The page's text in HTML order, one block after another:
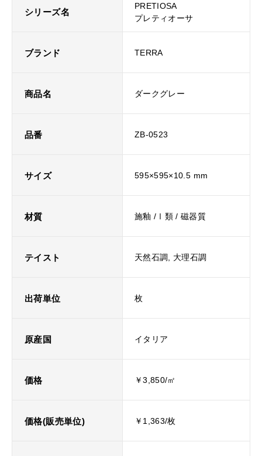
シリーズ名
PRETIOSA
プレティオーサ
ブランド TERRA
商品名 ダークグレー
品番 ZB-0523
サイズ 595×595×10.5 mm
材質 施釉 /Ⅰ類 / 磁器質
テイスト 天然石調, 大理石調
出荷単位 枚
原産国 イタリア
価格 ￥3,850/㎡
価格(販売単位) ￥1,363/枚